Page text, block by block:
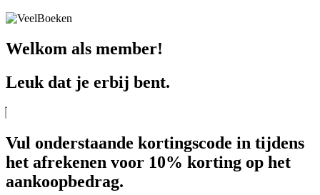
Welkom als member!
Leuk dat je erbij bent.
Vul onderstaande kortingscode in tijdens
het afrekenen voor 10% korting op het
aankoopbedrag.